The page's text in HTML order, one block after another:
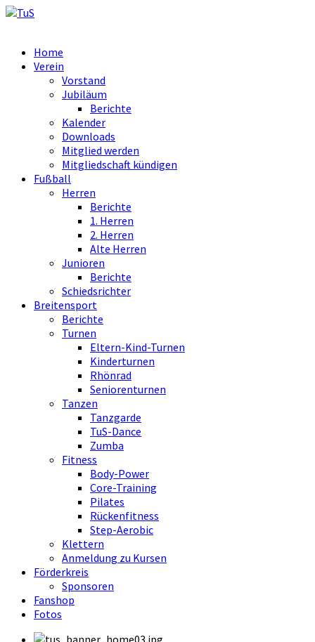
Home
Verein
Vorstand
Jubiläum
Berichte
Kalender
Downloads
Mitglied werden
Mitgliedschaft kündigen
Fußball
Herren
Berichte
1. Herren
2. Herren
Alte Herren
Junioren
Berichte
Schiedsrichter
Breitensport
Berichte
Turnen
Eltern-Kind-Turnen
Kinderturnen
Rhönrad
Seniorenturnen
Tanzen
Tanzgarde
TuS-Dance
Zumba
Fitness
Body-Power
Core-Training
Pilates
Rückenfitness
Step-Aerobic
Klettern
Anmeldung zu Kursen
Förderkreis
Sponsoren
Fanshop
Fotos